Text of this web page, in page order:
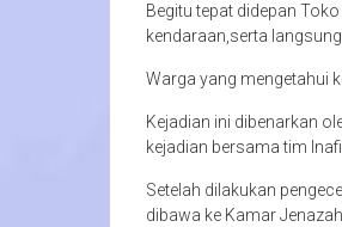
Begitu tepat didepan
kendaraan,serta
Warga yang mengetahui
Kejadian ini dibenarkan
kejadian bersama tim
Setelah dilakukan
dibawa ke Kamar